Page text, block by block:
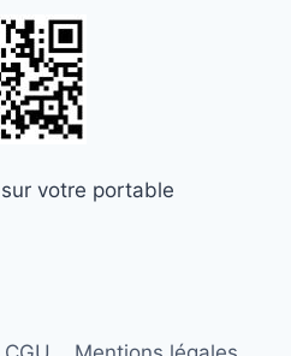
votre portable